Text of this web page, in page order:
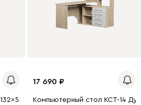
Белый/Береза
17 690
Компьютерный стол КСТ-14